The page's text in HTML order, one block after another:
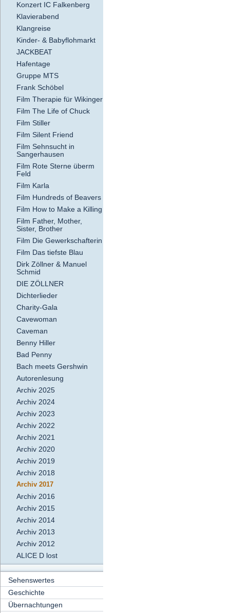
Konzert IC Falkenberg
Klavierabend
Klangreise
Kinder- & Babyflohmarkt
JACKBEAT
Hafentage
Gruppe MTS
Frank Schöbel
Film Therapie für Wikinger
Film The Life of Chuck
Film Stiller
Film Silent Friend
Film Sehnsucht in
Sangerhausen
Film Rote Sterne überm
Feld
Film Karla
Film Hundreds of Beavers
Film How to Make a Killing
Film Father, Mother,
Sister, Brother
Film Die Gewerkschafterin
Film Das tiefste Blau
Dirk Zöllner & Manuel
Schmid
DIE ZÖLLNER
Dichterlieder
Charity-Gala
Cavewoman
Caveman
Benny Hiller
Bad Penny
Bach meets Gershwin
Autorenlesung
Archiv 2025
Archiv 2024
Archiv 2023
Archiv 2022
Archiv 2021
Archiv 2020
Archiv 2019
Archiv 2018
Archiv 2017
Archiv 2016
Archiv 2015
Archiv 2014
Archiv 2013
Archiv 2012
ALICE D lost
Sehenswertes
Geschichte
Übernachtungen